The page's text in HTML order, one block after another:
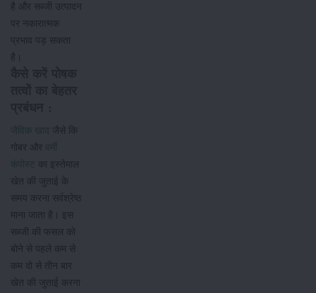
है और सब्जी उत्पादन
पर नकारात्मक
प्रभाव पड़ सकता
है।
जैविक खाद जैसे कि
गोबर और
वर्मी
कंपोस्ट
का इस्तेमाल
खेत की जुताई के
समय करना सर्वश्रेष्ठ
माना जाता है। इस
सब्जी की फसल को
बोने से पहले कम से
कम दो से तीन बार
खेत की जुताई करना